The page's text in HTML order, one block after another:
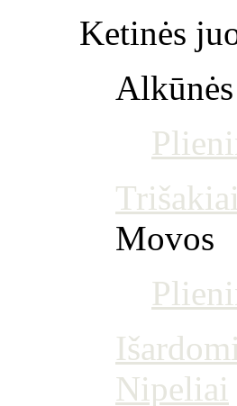
Ketinės
Alkūnės
Trišakiai
Movos
Nipeliai